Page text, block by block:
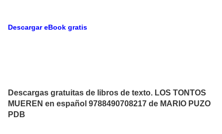
Descargar eBook gratis
Descargas gratuitas de libros de texto. LOS TONTOS
MUEREN en español 9788490708217 de MARIO PUZO
PDB